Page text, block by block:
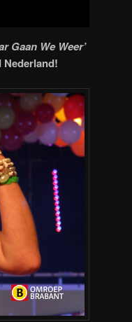
Gaan We Weer’
Nederland!